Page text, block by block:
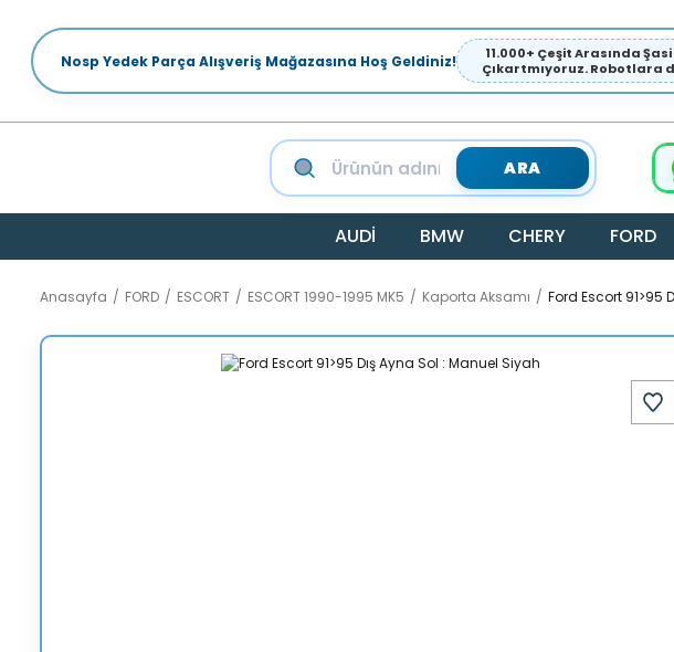
Nosp Yedek Parça Alışveriş Mağazasına Hoş Geldiniz!
11.000+ Çeşit Arasında
Çıkartmıyoruz. Robotlara
ARA
AUDİ BMW CHERY FORD
Anasayfa FORD ESCORT ESCORT 1990-1995 MK5 Kaporta Aksamı Ford Escort 91>95